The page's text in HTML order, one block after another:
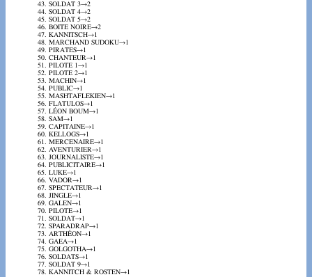
SOLDAT 3→2
SOLDAT 4→2
SOLDAT 5→2
BOITE NOIRE→2
KANNITSCH→1
MARCHAND SUDOKU→1
PIRATES→1
CHANTEUR→1
PILOTE 1→1
PILOTE 2→1
MACHIN→1
PUBLIC→1
MASHTAFLEKIEN→1
FLATULOS→1
LÉON BOUM→1
SAM→1
CAPITAINE→1
KELLOGS→1
MERCENAIRE→1
AVENTURIER→1
JOURNALISTE→1
PUBLICITAIRE→1
LUKE→1
VADOR→1
SPECTATEUR→1
JINGLE→1
GALEN→1
PILOTE→1
SOLDAT→1
SPARADRAP→1
ARTHÉON→1
GAEA→1
GOLGOTHA→1
SOLDATS→1
SOLDAT 9→1
KANNITCH & ROSTEN→1